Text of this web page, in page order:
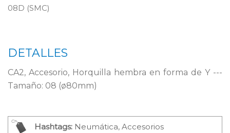
08D (SMC)
DETALLES
CA2, Accesorio, Horquilla hembra en forma de Y ---
Tamaño: 08 (ø80mm)
Hashtags: Neumática, Accesorios